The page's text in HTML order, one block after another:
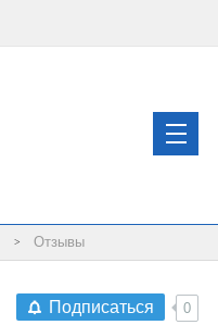
Отзывы
Подписаться 0